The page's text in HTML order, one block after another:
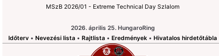
MSzB 2026/01 - Extreme Technical Day Szlalom
2026. április 25. HungaroRing
Időterv • Nevezési lista • Rajtlista • Eredmények • Hivatalos hirdetőtábla